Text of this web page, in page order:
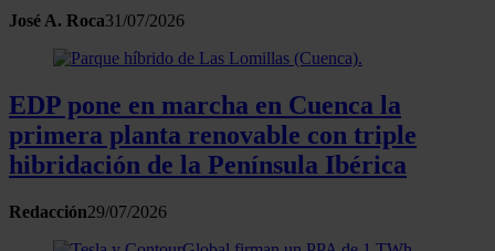
José A. Roca31/07/2026
EDP pone en marcha en Cuenca la
primera planta renovable con triple
hibridación de la Península Ibérica
Redacción29/07/2026